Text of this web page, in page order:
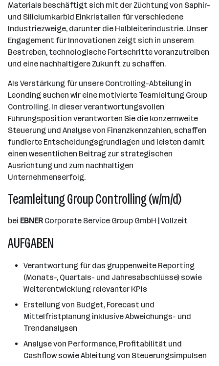
Materials beschäftigt sich mit der Züchtung von Saphir-
und Siliciumkarbid Einkristallen für verschiedene
Industriezweige, darunter die Halbleiterindustrie. Unser
Engagement für Innovationen zeigt sich in unserem
Bestreben, technologische Fortschritte voranzutreiben
und eine nachhaltigere Zukunft zu schaffen.
Als Verstärkung für unsere Controlling-Abteilung in
Leonding suchen wir eine motivierte Teamleitung Group
Controlling. In dieser verantwortungsvollen
Führungsposition verantworten Sie die konzernweite
Steuerung und Analyse von Finanzkennzahlen, schaffen
fundierte Entscheidungsgrundlagen und leisten damit
einen wesentlichen Beitrag zur strategischen
Ausrichtung und zum nachhaltigen
Unternehmenserfolg.
Teamleitung Group Controlling (w/m/d)
bei EBNER Corporate Service Group GmbH | Vollzeit
AUFGABEN
Verantwortung für das gruppenweite Reporting
(Monats-, Quartals- und Jahresabschlüsse) sowie
Weiterentwicklung relevanter KPIs
Erstellung von Budget, Forecast und
Mittelfristplanung inklusive Abweichungs- und
Trendanalysen
Analyse von Performance, Profitabilität und
Cashflow sowie Ableitung von Steuerungsimpulsen